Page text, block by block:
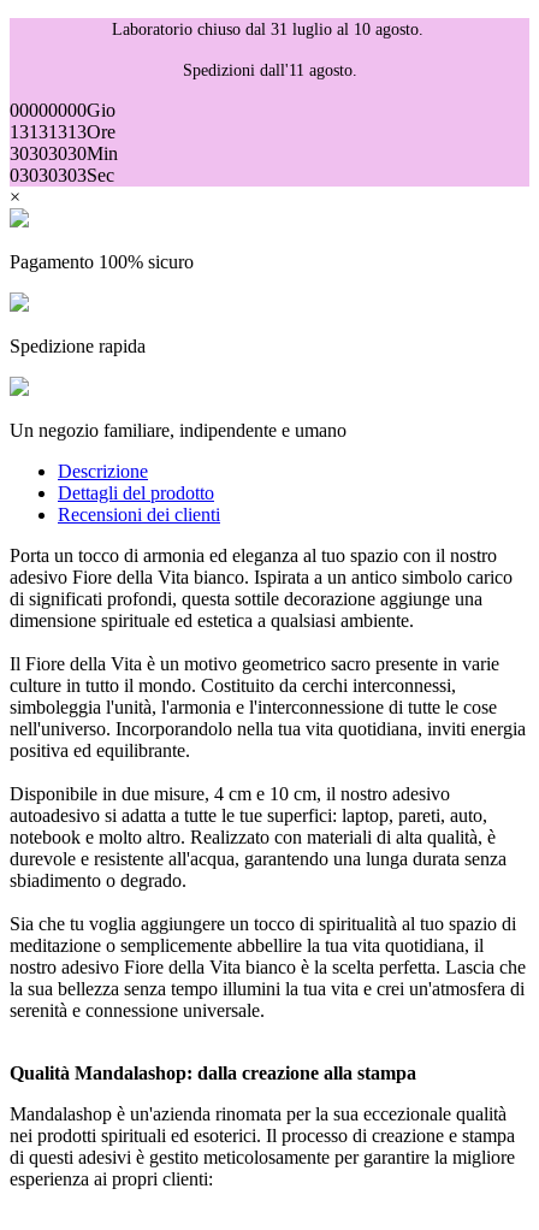
Laboratorio chiuso dal 31 luglio al 10 agosto.
Spedizioni dall'11 agosto.
00000000Gio
13131313Ore
30303030Min
03030303Sec
×
Pagamento 100% sicuro
Spedizione rapida
Un negozio familiare, indipendente e umano
Descrizione
Dettagli del prodotto
Recensioni dei clienti
Porta un tocco di armonia ed eleganza al tuo spazio con il nostro
adesivo Fiore della Vita bianco. Ispirata a un antico simbolo carico
di significati profondi, questa sottile decorazione aggiunge una
dimensione spirituale ed estetica a qualsiasi ambiente.
Il Fiore della Vita è un motivo geometrico sacro presente in varie
culture in tutto il mondo. Costituito da cerchi interconnessi,
simboleggia l'unità, l'armonia e l'interconnessione di tutte le cose
nell'universo. Incorporandolo nella tua vita quotidiana, inviti energia
positiva ed equilibrante.
Disponibile in due misure, 4 cm e 10 cm, il nostro adesivo
autoadesivo si adatta a tutte le tue superfici: laptop, pareti, auto,
notebook e molto altro. Realizzato con materiali di alta qualità, è
durevole e resistente all'acqua, garantendo una lunga durata senza
sbiadimento o degrado.
Sia che tu voglia aggiungere un tocco di spiritualità al tuo spazio di
meditazione o semplicemente abbellire la tua vita quotidiana, il
nostro adesivo Fiore della Vita bianco è la scelta perfetta. Lascia che
la sua bellezza senza tempo illumini la tua vita e crei un'atmosfera di
serenità e connessione universale.
Qualità Mandalashop: dalla creazione alla stampa
Mandalashop è un'azienda rinomata per la sua eccezionale qualità
nei prodotti spirituali ed esoterici. Il processo di creazione e stampa
di questi adesivi è gestito meticolosamente per garantire la migliore
esperienza ai propri clienti: